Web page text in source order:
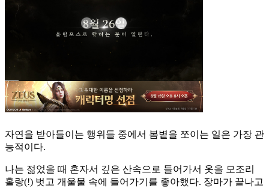
자연을 받아들이는 행위들 중에서 봄볕을 쪼이는 일은 가장 관
능적이다.
나는 젊었을 때 혼자서 깊은 산속으로 들어가서 옷을 모조리
홀랑(!) 벗고 개울물 속에 들어가기를 좋아했다. 장마가 끝나고